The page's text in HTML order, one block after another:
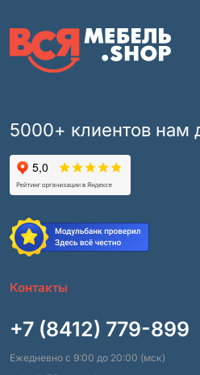
5000+ клиентов нам
Контакты
+7 (8412) 779-899
Ежедневно с 9:00 до 20:00 (мск)